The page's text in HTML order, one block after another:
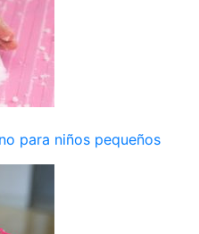
para niños pequeños